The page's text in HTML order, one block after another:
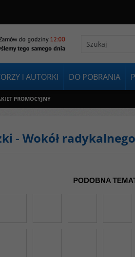
I AUTORKI DO POBRANIA
PROMOCYJNY
- Wokół
PODOBNA